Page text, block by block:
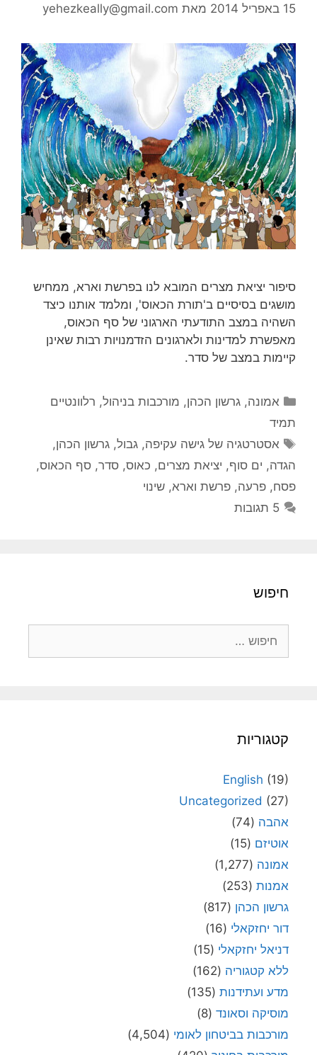
15 באפריל 2014 מאת yehezkeally@gmail.com
סיפור יציאת מצרים המובא לנו בפרשת וארא, ממחיש
מושגים בסיסיים ב'תורת הכאוס', ומלמד אותנו כיצד
השהיה במצב התודעתי הארגוני של סף הכאוס,
מאפשרת למדינות ולארגונים הזדמנויות רבות שאינן
קיימות במצב של סדר.
קטגוריות
אמונה,גרשון הכהן, מורכבות בניהול, רלוונטיים
תמיד
תגיות
אסטרטגיה של גישה עקיפה,גבול,גרשון הכהן,
הגדה, ים סוף, יציאת מצרים, כאוס, סדר, סף הכאוס,
פסח, פרעה, פרשת וארא, שינוי
5 תגובות
חיפוש
קטגוריות
English (19)
Uncategorized (27)
אהבה (74)
אוטיזם (15)
אמונה (1,277)
אמנות (253)
גרשון הכהן (817)
דור יחזקאלי (16)
דניאל יחזקאלי (15)
ללא קטגוריה (162)
מדע ועתידנות (135)
מוסיקה וסאונד (8)
מורכבות בביטחון לאומי (4,504)